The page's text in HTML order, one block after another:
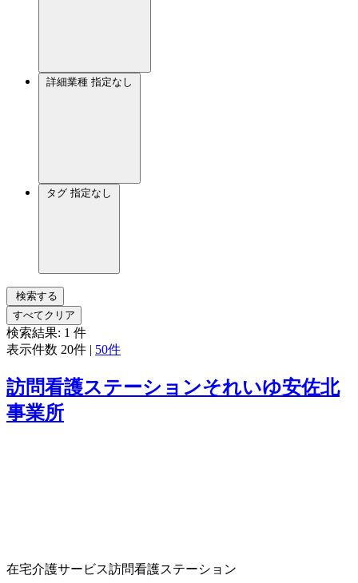
詳細業種 指定なし
タグ 指定なし
検索する
すべてクリア
検索結果: 1 件
表示件数 20件 | 50件
訪問看護ステーションそれいゆ安佐北
事業所
在宅介護サービス訪問看護ステーション